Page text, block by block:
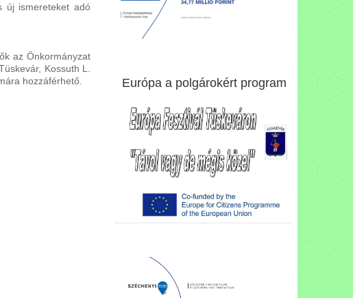
új ismereteket adó
az Önkormányzat
Kossuth L.
hozzáférhető.
Európa a polgárokért program